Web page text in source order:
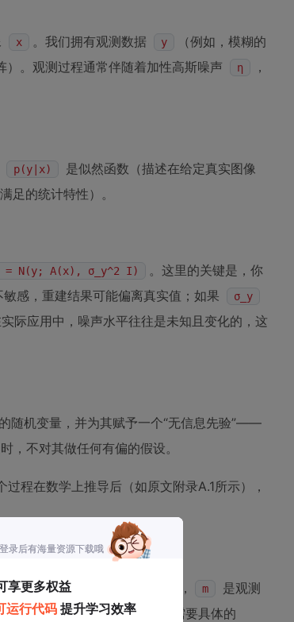
x 。我们拥有观测数据 y
（例如，模糊的
）。观测过程通常伴随着加性高斯噪声 η
，
p(y|x) 是似然函数（描述在给定真实图像
足的统计特性）。
= N(y; A(x), σ_y^2 I)
。这里的关键是，你
感，重建结果可能偏离真实值；如果 σ_y
际应用中，噪声水平往往是未知且变化的，这
随机变量，并为其赋予一个“无信息先验”——
，不对其做任何有偏的假设。
程在数学上推导后（如原文附录A.1所示），
型的解码器（如DDIM采样器）， m
是观测
的范数，而不需要具体的